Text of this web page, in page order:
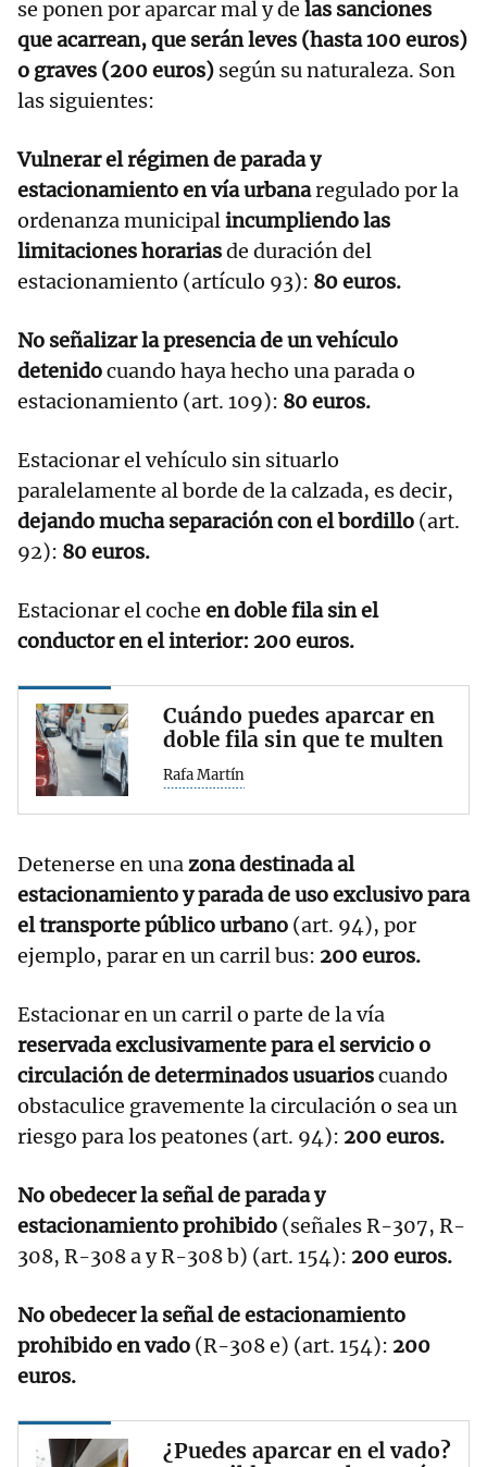
se ponen por aparcar mal y de las sanciones
que acarrean, que serán leves (hasta 100 euros)
o graves (200 euros) según su naturaleza. Son
las siguientes:
Vulnerar el régimen de parada y
estacionamiento en vía urbanaregulado por la
ordenanza municipalincumpliendo las
limitaciones horariasde duración del
estacionamiento (artículo 93): 80 euros.
No señalizar la presencia de un vehículo
detenidocuando haya hecho una parada o
estacionamiento (art. 109): 80 euros.
Estacionar el vehículo sin situarlo
paralelamente al borde de la calzada, es decir,
dejando mucha separación con el bordillo (art.
92): 80 euros.
Estacionar el coche en doble fila sin el
conductor en el interior: 200 euros.
Cuándo puedes aparcar en
doble fila sin que te multen
Rafa Martín
Detenerse en unazona destinada al
estacionamiento y parada de uso exclusivo para
el transporte público urbano (art. 94), por
ejemplo, parar en un carril bus: 200 euros.
Estacionar en un carril o parte de la vía
reservada exclusivamente para el servicio o
circulación de determinados usuarioscuando
obstaculice gravemente la circulación o sea un
riesgo para los peatones (art. 94): 200 euros.
No obedecer la señal de parada y
estacionamiento prohibido (señales R-307, R-
308, R-308 a y R-308 b) (art. 154): 200 euros.
No obedecer la señal de estacionamiento
prohibido en vado (R-308 e) (art. 154): 200
euros.
¿Puedes aparcar en el vado?